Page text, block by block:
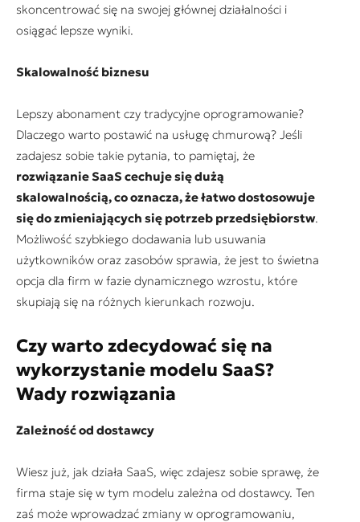
skoncentrować się na swojej głównej działalności i
osiągać lepsze wyniki.
Skalowalność biznesu
Lepszy abonament czy tradycyjne oprogramowanie?
Dlaczego warto postawić na usługę chmurową? Jeśli
zadajesz sobie takie pytania, to pamiętaj, że
rozwiązanie SaaS cechuje się dużą
skalowalnością, co oznacza, że łatwo dostosowuje
się do zmieniających się potrzeb przedsiębiorstw.
Możliwość szybkiego dodawania lub usuwania
użytkowników oraz zasobów sprawia, że jest to świetna
opcja dla firm w fazie dynamicznego wzrostu, które
skupiają się na różnych kierunkach rozwoju.
Czy warto zdecydować się na
wykorzystanie modelu SaaS?
Wady rozwiązania
Zależność od dostawcy
Wiesz już, jak działa SaaS, więc zdajesz sobie sprawę, że
firma staje się w tym modelu zależna od dostawcy. Ten
zaś może wprowadzać zmiany w oprogramowaniu,